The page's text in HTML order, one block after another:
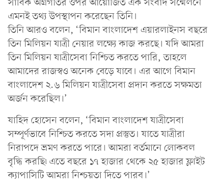
সার্বিক অগ্রগতির ওপর আয়োজিত এক সংবাদ সন্মেলনে
এমনই তথ্য উপস্থাপন করেছেন তিনি।
তিনি আরও বলেন, ‘বিমান বাংলাদেশ এয়ারলাইনস বছরে
তিন মিলিয়ন যাত্রী নেয়ার লক্ষ্যে কাজ করছে। যদি আমরা
তিন মিলিয়ন যাত্রীসেবা নিশ্চিত করতে পারি, তাহলে
আমাদের রাজস্বও অনেক বেড়ে যাবে। এর আগে বিমান
বাংলাদেশ ২.৬ মিলিয়ন যাত্রীসেবা প্রদান করতে সক্ষমতা
অর্জন করেছিল।’
যাহিদ হোসেন বলেন, ‘বিমান বাংলাদেশ যাত্রীসেবা
সম্পূর্ণভাবে নিশ্চিত করতে সদা প্রস্তুত। যাতে যাত্রীরা
নিরাপদে ভ্রমণ করতে পারে। আমরা বর্তমানে লোকবল
বৃদ্ধি করছি৷ এতে বছরে ১৭ হাজার থেকে ২৫ হাজার ফ্লাইট
ক্যাপাসিটি আমরা নিশ্চয়তা দিতে পারব।’